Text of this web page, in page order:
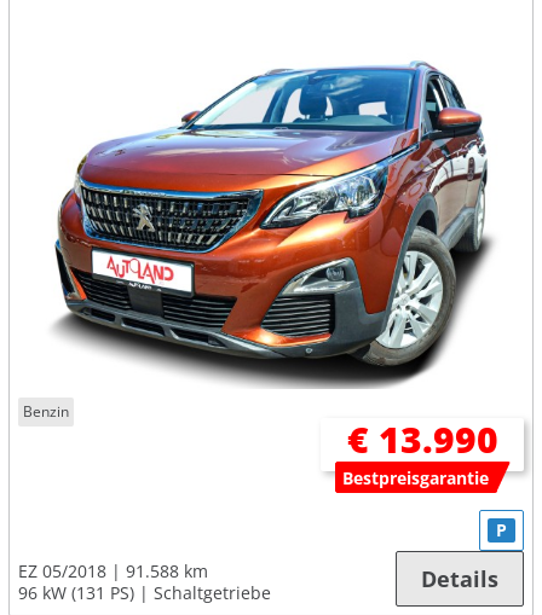
Benzin
€ 13.990
Bestpreisgarantie
EZ 05/2018
91.588 km
96 kW (131 PS)
Schaltgetriebe
P
Details